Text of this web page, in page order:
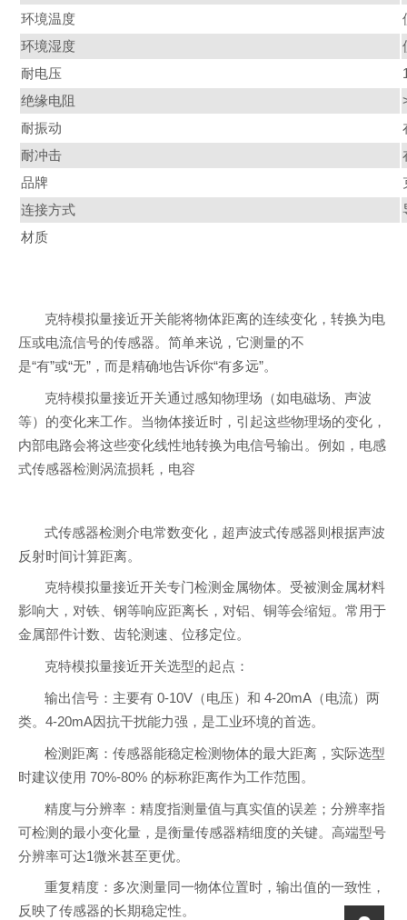
环境温度
环境湿度
耐电压
绝缘电阻
耐振动
耐冲击
品牌
连接方式
材质
克特模拟量接近开关能将物体距离的连续变化，转换为电
压或电流信号的传感器。简单来说，它测量的不
是“有”或“无”，而是精确地告诉你“有多远”。
克特模拟量接近开关通过感知物理场（如电磁场、声波
等）的变化来工作。当物体接近时，引起这些物理场的变化，
内部电路会将这些变化线性地转换为电信号输出。例如，电感
式传感器检测涡流损耗，电容
式传感器检测介电常数变化，超声波式传感器则根据声波
反射时间计算距离。
克特模拟量接近开关专门检测金属物体。受被测金属材料
影响大，对铁、钢等响应距离长，对铝、铜等会缩短。常用于
金属部件计数、齿轮测速、位移定位。
克特模拟量接近开关选型的起点：
输出信号：主要有 0-10V（电压）和 4-20mA（电流）两
类。4-20mA因抗干扰能力强，是工业环境的首选。
检测距离：传感器能稳定检测物体的最大距离，实际选型
时建议使用 70%-80% 的标称距离作为工作范围。
精度与分辨率：精度指测量值与真实值的误差；分辨率指
可检测的最小变化量，是衡量传感器精细度的关键。高端型号
分辨率可达1微米甚至更优。
重复精度：多次测量同一物体位置时，输出值的一致性，
反映了传感器的长期稳定性。